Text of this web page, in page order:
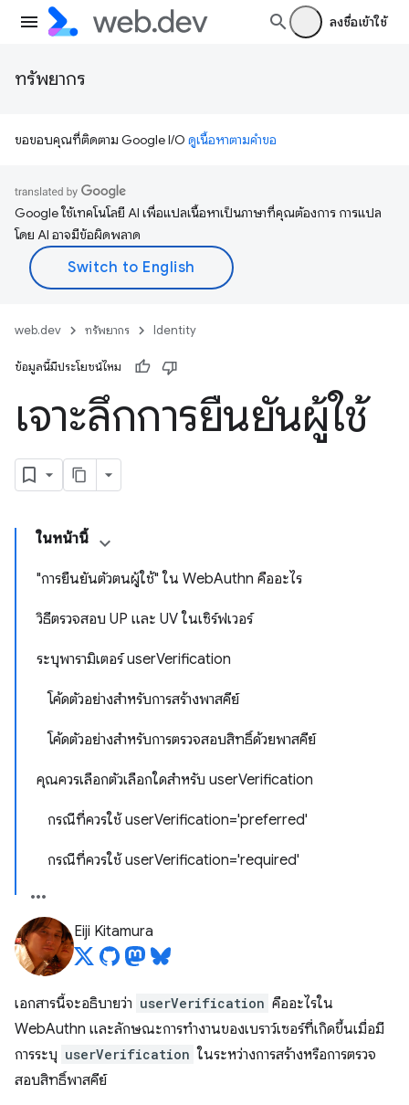
ลงชื่อเข้าใช้
ทรัพยากร
ขอขอบคุณที่ติดตาม Google I/O ดูเนื้อหาตามคำขอ
Google ใช้เทคโนโลยี AI เพื่อแปลเนื้อหาเป็นภาษาที่คุณต้องการ การแปล
โดย AI อาจมีข้อผิดพลาด
web.dev ทรัพยากร Identity
ข้อมูลนี้มีประโยชน์ไหม
เจาะลึกการยืนยันผู้ใช้
ในหน้านี้
"การยืนยันตัวตนผู้ใช้" ใน WebAuthn คืออะไร
วิธีตรวจสอบ UP และ UV ในเซิร์ฟเวอร์
ระบุพารามิเตอร์ userVerification
โค้ดตัวอย่างสำหรับการสร้างพาสคีย์
โค้ดตัวอย่างสำหรับการตรวจสอบสิทธิ์ด้วยพาสคีย์
คุณควรเลือกตัวเลือกใดสำหรับ userVerification
กรณีที่ควรใช้ userVerification='preferred'
กรณีที่ควรใช้ userVerification='required'
Eiji Kitamura
เอกสารนี้จะอธิบายว่า userVerification คืออะไรใน
WebAuthn และลักษณะการทำงานของเบราว์เซอร์ที่เกิดขึ้นเมื่อมี
การระบุ userVerification ในระหว่างการสร้างหรือการตรวจ
สอบสิทธิ์พาสคีย์